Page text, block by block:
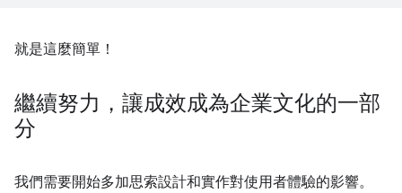
就是這麼簡單！
繼續努力，讓成效成為企業文化的一部
分
我們需要開始多加思索設計和實作對使用者體驗的影響。